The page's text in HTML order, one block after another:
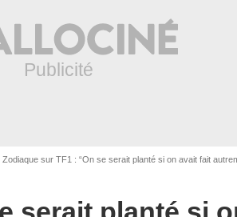
Zodiaque sur TF1 : “On se serait planté si on avait fait autrement”, Francis